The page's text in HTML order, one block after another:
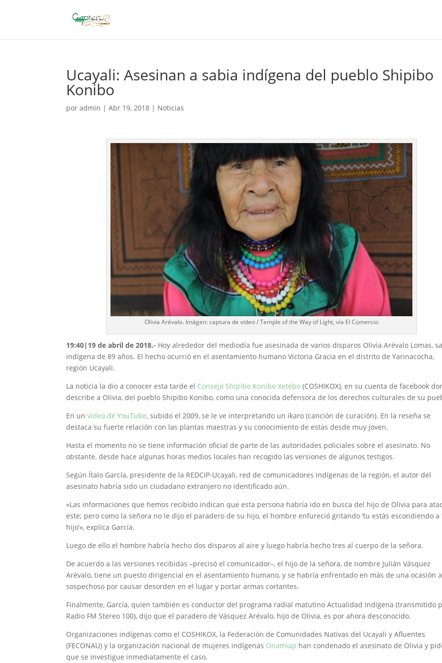
Ucayali: Asesinan a sabia indígena del pueblo Shipibo
Konibo
poradmin |Abr 19, 2018 | Noticias
Olivia Arévalo. Imágen: captura de video / Temple of the Way of Light, vía El Comercio
19:40|19 de abril de 2018.- Hoy alrededor del mediodía fue asesinada de varios disparos Olivia Arévalo Lomas,
indígena de 89 años. El hecho ocurrió en el asentamiento humano Victoria Gracia en el distrito de Yarinacocha,
región Ucayali.
La noticia la dio a conocer esta tarde el Consejo Shipibo Konibo Xetebo (COSHIKOX), en su cuenta de facebook
describe a Olivia, del pueblo Shipibo Konibo, como una conocida defensora de los derechos culturales de su
En unvideo de YouTube, subido el 2009, se le ve interpretando un íkaro (canción de curación). En la reseña se
destaca su fuerte relación con las plantas maestras y su conocimiento de estas desde muy joven.
Hasta el momento no se tiene información oficial de parte de las autoridades policiales sobre el asesinato. No
obstante, desde hace algunas horas medios locales han recogido las versiones de algunos testigos.
Según Ítalo García, presidente de la REDCIP-Ucayali, red de comunicadores indígenas de la región, el autor del
asesinato habría sido un ciudadano extranjero no identificado aún.
«Las informaciones que hemos recibido indican que esta persona habría ido en busca del hijo de Olivia para
este; pero como la señora no le dijo el paradero de su hijo, el hombre enfureció gritando ‘tu estás escondiendo a
hijo’», explica García.
Luego de ello el hombre habría hecho dos disparos al aire y luego habría hecho tres al cuerpo de la señora.
De acuerdo a las versiones recibidas –precisó el comunicador–, el hijo de la señora, de nombre Julián Vásquez
Arévalo, tiene un puesto dirigencial en el asentamiento humano, y se habría enfrentado en más de una ocasión
sospechoso por causar desorden en el lugar y portar armas cortantes.
Finalmente, García, quien también es conductor del programa radial matutino Actualidad Indígena (transmitido
Radio FM Stereo 100), dijo que el paradero de Vásquez Arévalo, hijo de Olivia, es por ahora desconocido.
Organizaciones indígenas como el COSHIKOX, la Federación de Comunidades Nativas del Ucayali y Afluentes
(FECONAU) y la organización nacional de mujeres indígenas Onamiap han condenado el asesinato de Olivia y
que se investigue inmediatamente el caso.